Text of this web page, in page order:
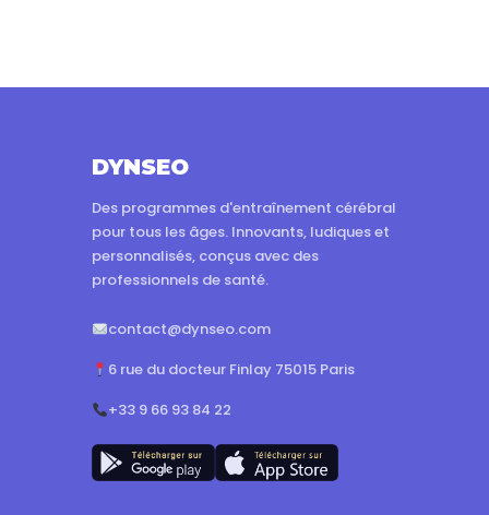
DYNSEO
Des programmes d'entraînement cérébral
pour tous les âges. Innovants, ludiques et
personnalisés, conçus avec des
professionnels de santé.
contact@dynseo.com
6 rue du docteur Finlay 75015 Paris
+33 9 66 93 84 22